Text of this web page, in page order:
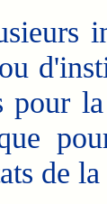
pour
de